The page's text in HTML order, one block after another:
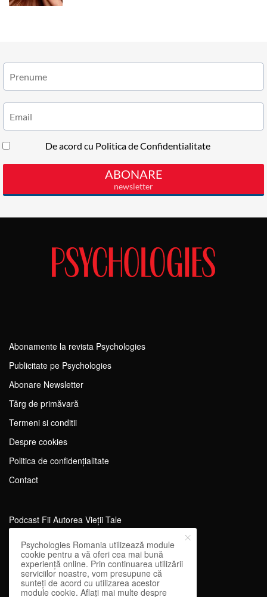
Abonamente la revista Psychologies
Publicitate pe Psychologies
Abonare Newsletter
Tărg de primăvară
Termeni si conditii
Despre cookies
Politica de confidențialitate
Contact
Podcast Fii Autorea Vieții Tale
Evenimente Fii Autoarea Vieții Tale!
SportEdu
Antrenament Mental pentru Sportivi
Psychologies Romania utilizează module
cookie pentru a vă oferi cea mai bună
experiență online. Prin continuarea utilizării
serviciilor noastre, vom presupune că
sunteți de acord cu utilizarea acestor
module cookie. Aflați mai multe despre